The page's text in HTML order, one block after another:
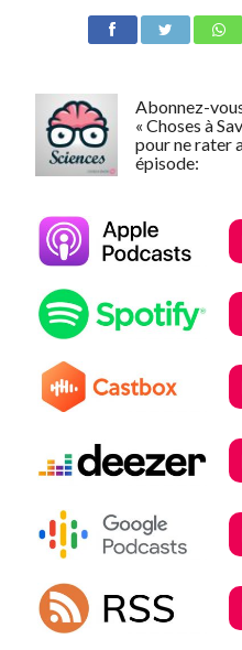
Abonnez-
« Choses à
pour ne rater
épisode: